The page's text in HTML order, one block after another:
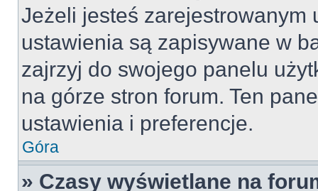
Jeżeli jesteś zarejestrowanym
ustawienia są zapisywane w
zajrzyj do swojego panelu
na górze stron forum. Ten
ustawienia i preferencje.
Góra
» Czasy wyświetlane na